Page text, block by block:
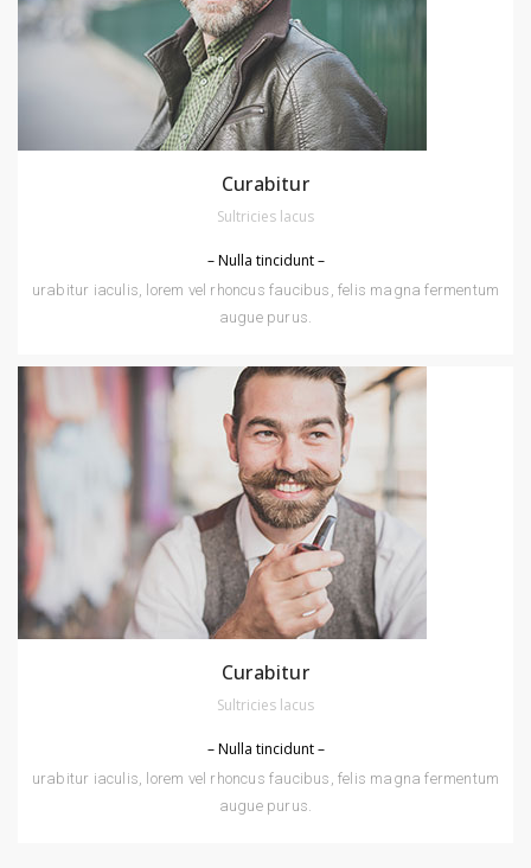
Curabitur
Sultricies lacus
– Nulla tincidunt –
urabitur iaculis, lorem vel rhoncus faucibus, felis magna fermentum
augue purus.
Curabitur
Sultricies lacus
– Nulla tincidunt –
urabitur iaculis, lorem vel rhoncus faucibus, felis magna fermentum
augue purus.